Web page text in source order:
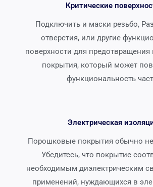
Критические
Подключить и маски резьбо,
отверстия, или другие
поверхности для
покрытия, который может
функциональность
Электрическая
Порошковые покрытия обычно не
Убедитесь, что покрытие
необходимым диэлектрическим
применений, нуждающихся в